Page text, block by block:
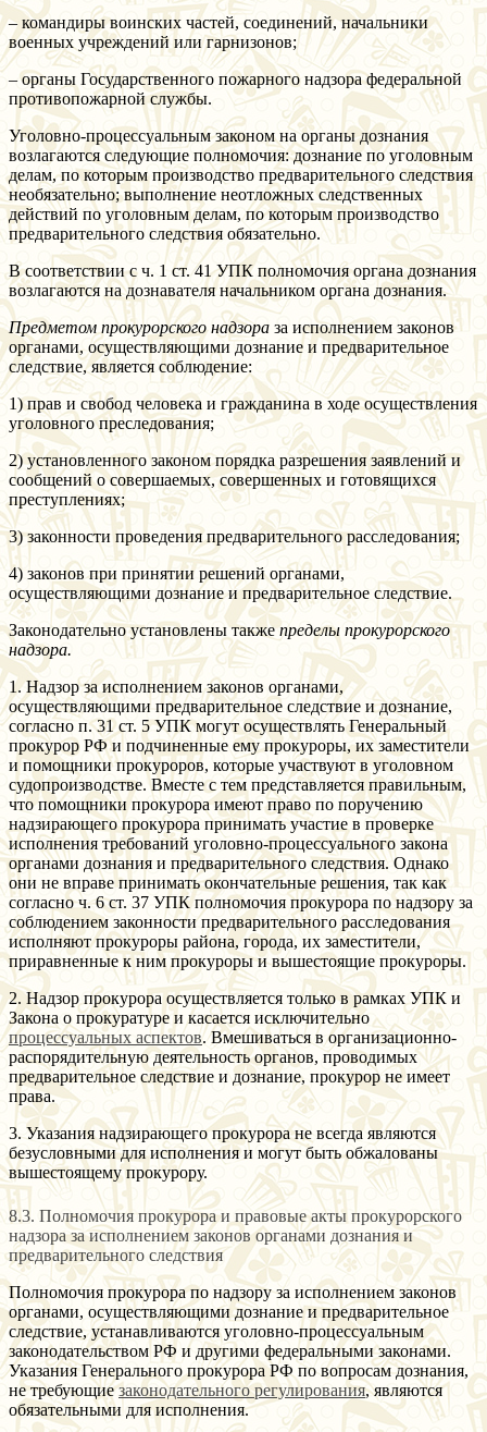
– командиры воинских частей, соединений, начальники
военных учреждений или гарнизонов;
– органы Государственного пожарного надзора федеральной
противопожарной службы.
Уголовно-процессуальным законом на органы дознания
возлагаются следующие полномочия: дознание по уголовным
делам, по которым производство предварительного следствия
необязательно; выполнение неотложных следственных
действий по уголовным делам, по которым производство
предварительного следствия обязательно.
В соответствии с ч. 1 ст. 41 УПК полномочия органа дознания
возлагаются на дознавателя начальником органа дознания.
Предметом прокурорского надзора за исполнением законов
органами, осуществляющими дознание и предварительное
следствие, является соблюдение:
1) прав и свобод человека и гражданина в ходе осуществления
уголовного преследования;
2) установленного законом порядка разрешения заявлений и
сообщений о совершаемых, совершенных и готовящихся
преступлениях;
3) законности проведения предварительного расследования;
4) законов при принятии решений органами,
осуществляющими дознание и предварительное следствие.
Законодательно установлены такжепределы прокурорского
надзора.
1. Надзор за исполнением законов органами,
осуществляющими предварительное следствие и дознание,
согласно п. 31 ст. 5 УПК могут осуществлять Генеральный
прокурор РФ и подчиненные ему прокуроры, их заместители
и помощники прокуроров, которые участвуют в уголовном
судопроизводстве. Вместе с тем представляется правильным,
что помощники прокурора имеют право по поручению
надзирающего прокурора принимать участие в проверке
исполнения требований уголовно-процессуального закона
органами дознания и предварительного следствия. Однако
они не вправе принимать окончательные решения, так как
согласно ч. 6 ст. 37 УПК полномочия прокурора по надзору за
соблюдением законности предварительного расследования
исполняют прокуроры района, города, их заместители,
приравненные к ним прокуроры и вышестоящие прокуроры.
2. Надзор прокурора осуществляется только в рамках УПК и
Закона о прокуратуре и касается исключительно
процессуальных аспектов. Вмешиваться в организационно-
распорядительную деятельность органов, проводимых
предварительное следствие и дознание, прокурор не имеет
права.
3. Указания надзирающего прокурора не всегда являются
безусловными для исполнения и могут быть обжалованы
вышестоящему прокурору.
8.3. Полномочия прокурора и правовые акты прокурорского
надзора за исполнением законов органами дознания и
предварительного следствия
Полномочия прокурора по надзору за исполнением законов
органами, осуществляющими дознание и предварительное
следствие, устанавливаются уголовно-процессуальным
законодательством РФ и другими федеральными законами.
Указания Генерального прокурора РФ по вопросам дознания,
не требующиезаконодательного регулирования, являются
обязательными для исполнения.